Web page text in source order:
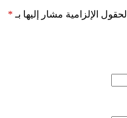
الحقول الإلزامية مشار إليها بـ *